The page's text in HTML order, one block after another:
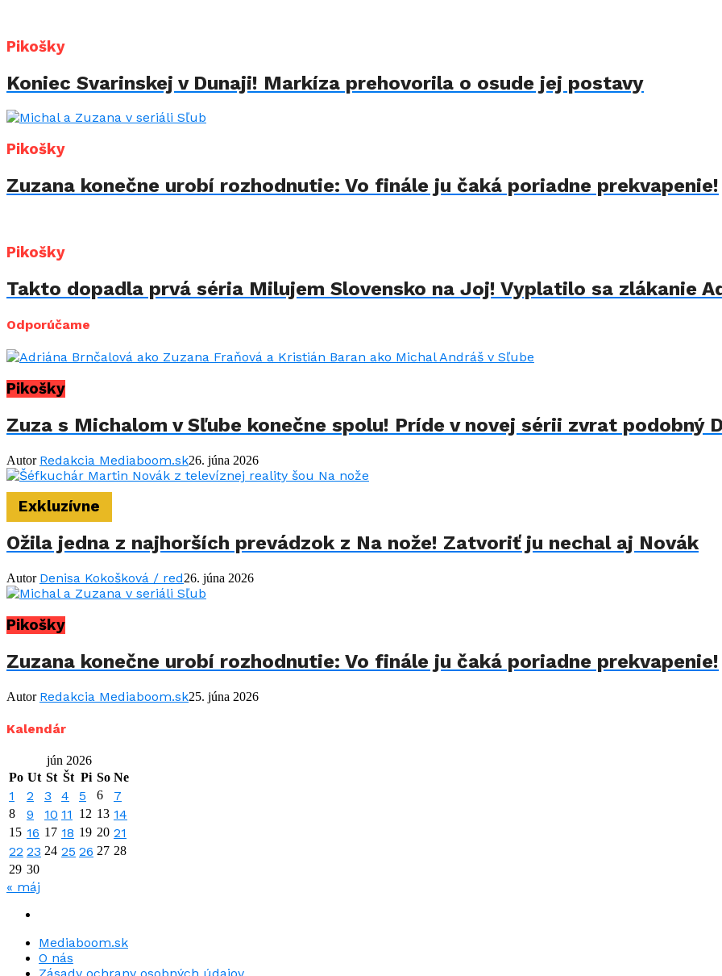
Pikošky
Koniec Svarinskej v Dunaji! Markíza prehovorila o osude jej postavy
Pikošky
Zuzana konečne urobí rozhodnutie: Vo finále ju čaká poriadne prekvapenie!
Pikošky
Takto dopadla prvá séria Milujem Slovensko na Joj! Vyplatilo sa zlákanie
Odporúčame
Pikošky
Zuza s Michalom v Sľube konečne spolu! Príde v novej sérii zvrat podobný
Autor Redakcia Mediaboom.sk26. júna 2026
Exkluzívne
Ožila jedna z najhorších prevádzok z Na nože! Zatvoriť ju nechal aj Novák
Autor Denisa Kokošková / red26. júna 2026
Pikošky
Zuzana konečne urobí rozhodnutie: Vo finále ju čaká poriadne prekvapenie!
Autor Redakcia Mediaboom.sk25. júna 2026
Kalendár
jún 2026
Po Ut St Št Pi So Ne
1 2 3 4 5 6 7
8 9 10 11 12 13 14
15 16 17 18 19 20 21
22 23 24 25 26 27 28
29 30
« máj
Mediaboom.sk
O nás